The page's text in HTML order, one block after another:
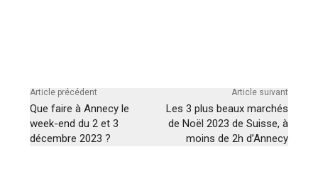
Article précédent
Que faire à Annecy le
week-end du 2 et 3
décembre 2023 ?
Article suivant
Les 3 plus beaux marchés
de Noël 2023 de Suisse, à
moins de 2h d’Annecy